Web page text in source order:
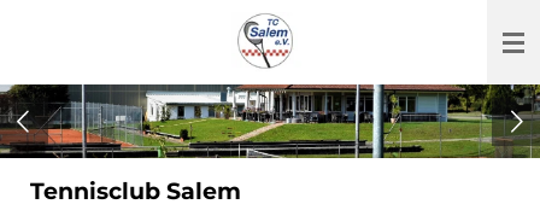
Tennisclub Salem